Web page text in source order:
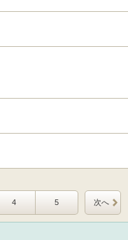
4 5 次へ